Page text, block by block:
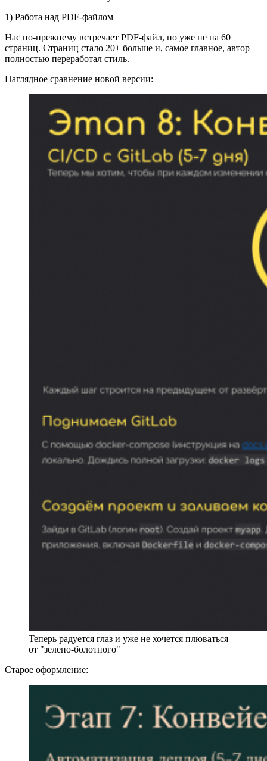
1) Работа над PDF-файлом
Нас по‑прежнему встречает PDF-файл, но уже не на 60
страниц. Страниц стало 20+ больше и, самое главное, автор
полностью переработал стиль.
Наглядное сравнение новой версии:
Теперь радуется глаз и уже не хочется плюваться
от "зелено-болотного"
Старое оформление: